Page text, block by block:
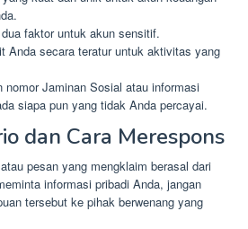
faktor untuk akun sensitif.
Anda secara teratur untuk aktivitas yang
nomor Jaminan Sosial atau informasi
siapa pun yang tidak Anda percayai.
dan Cara Merespons
pesan yang mengklaim berasal dari
informasi pribadi Anda, jangan
tersebut ke pihak berwenang yang